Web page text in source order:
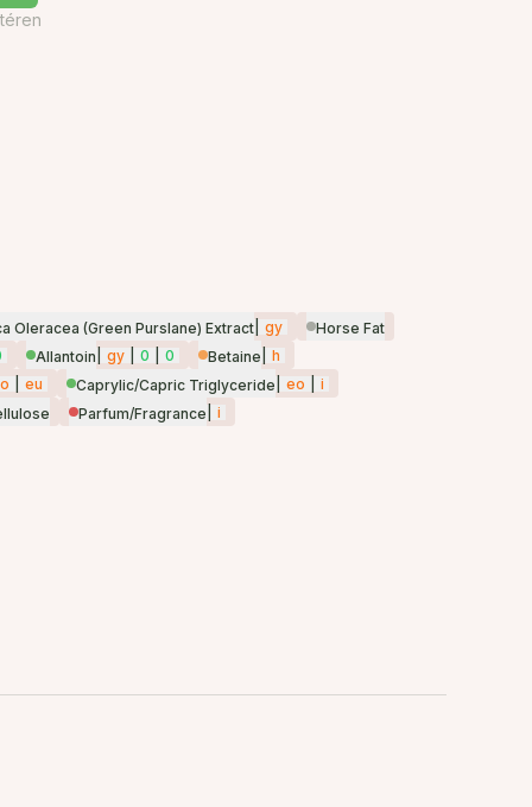
Oleracea (Green Purslane) Extract gy
Horse Fat
Allantoin gy 0 0 Betaine
h
eu Caprylic/Capric Triglyceride eo
i
Parfum/Fragrance
i